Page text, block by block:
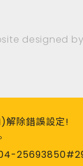
designed
解除錯誤設定!